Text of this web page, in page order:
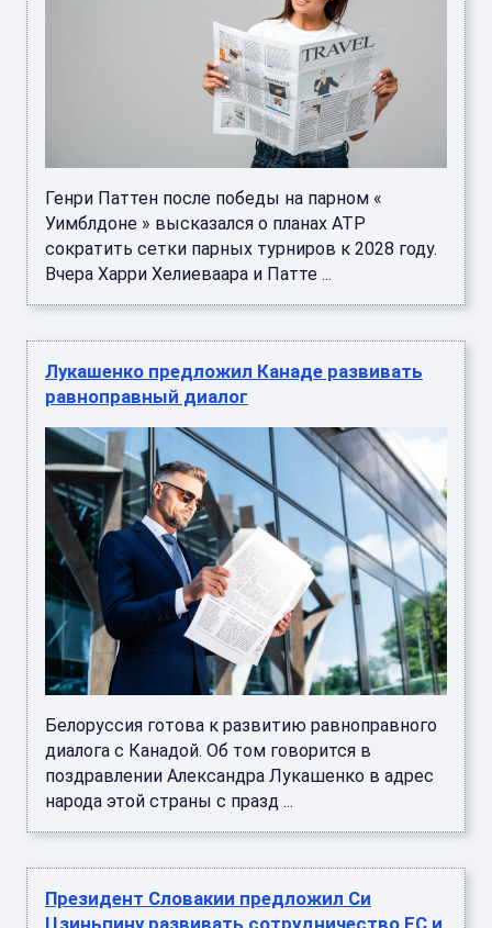
Генри Паттен после победы на парном «
Уимблдоне » высказался о планах ATP
сократить сетки парных турниров к 2028 году.
Вчера Харри Хелиеваара и Патте ...
Лукашенко предложил Канаде развивать
равноправный диалог
Белоруссия готова к развитию равноправного
диалога с Канадой. Об том говорится в
поздравлении Александра Лукашенко в адрес
народа этой страны с празд ...
Президент Словакии предложил Си